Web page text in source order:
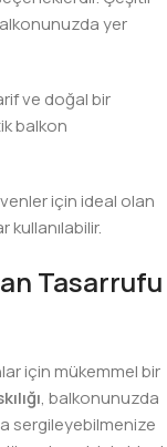
yer
ve doğal bir
balkon
için ideal olan
kullanılabilir.
Tasarrufu
için mükemmel bir
, balkonunuzda
sergileyebilmenize